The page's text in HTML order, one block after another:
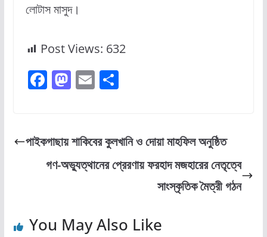
লোটাস মাসুদ।
Post Views: 632
F
a
e
b
o
M
a
o
d
o
E
m
l
S
e
পাইকগাছায় শাকিবের কুলখানি ও দোয়া মাহফিল অনুষ্ঠিত
গণ-অভ্যুত্থানের প্রেরণায় ফরহাদ মজহারের নেতৃত্বে
সাংস্কৃতিক মৈত্রী গঠন
You May Also Like